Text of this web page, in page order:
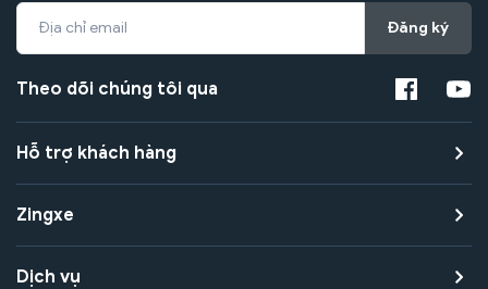
Đăng ký
Theo dõi chúng tôi qua
Hỗ trợ khách hàng
Zingxe
Dịch vụ